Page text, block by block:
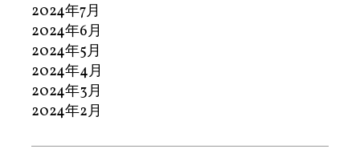
2024年7月
2024年6月
2024年5月
2024年4月
2024年3月
2024年2月